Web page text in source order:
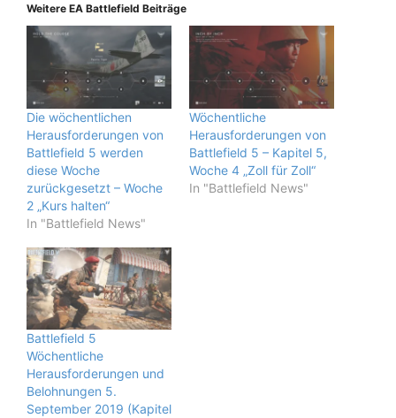
Weitere EA Battlefield Beiträge
Die wöchentlichen
Herausforderungen von
Battlefield 5 werden
diese Woche
zurückgesetzt – Woche
2 „Kurs halten“
In "Battlefield News"
Wöchentliche
Herausforderungen von
Battlefield 5 – Kapitel 5,
Woche 4 „Zoll für Zoll“
In "Battlefield News"
Battlefield 5
Wöchentliche
Herausforderungen und
Belohnungen 5.
September 2019 (Kapitel